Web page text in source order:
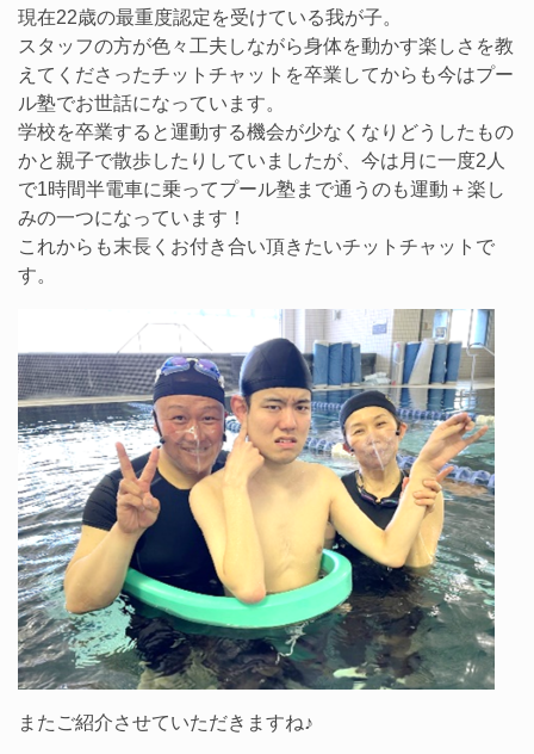
現在22歳の最重度認定を受けている我が子。
スタッフの方が色々工夫しながら身体を動かす楽しさを教
えてくださったチットチャットを卒業してからも今はプー
ル塾でお世話になっています。
学校を卒業すると運動する機会が少なくなりどうしたもの
かと親子で散歩したりしていましたが、今は月に一度2人
で1時間半電車に乗ってプール塾まで通うのも運動＋楽し
みの一つになっています！
これからも末長くお付き合い頂きたいチットチャットで
す。
またご紹介させていただきますね♪